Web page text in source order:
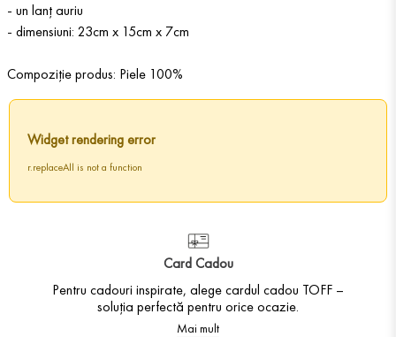
- un lanț auriu
- dimensiuni: 23cm x 15cm x 7cm
Compoziție produs: Piele 100%
Widget rendering error
r.replaceAll is not a function
Card Cadou
Pentru cadouri inspirate, alege cardul cadou TOFF –
soluția perfectă pentru orice ocazie.
Mai mult